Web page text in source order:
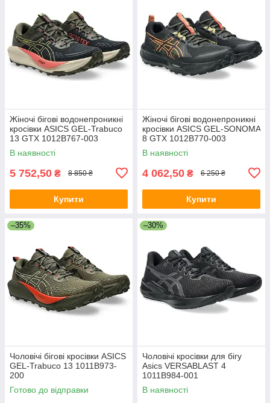
Жіночі бігові водонепроникні
кросівки ASICS GEL-Trabuco
13 GTX 1012B767-003
В наявності
5 752,50 ₴ 8 850 ₴
Купити
Жіночі бігові водонепроникні
кросівки ASICS GEL-SONOMA
8 GTX 1012B770-003
В наявності
4 062,50 ₴ 6 250 ₴
Купити
–35%
Чоловічі бігові кросівки ASICS
GEL-Trabuco 13 1011B973-
200
Готово до відправки
–30%
Чоловічі кросівки для бігу
Asics VERSABLAST 4
1011B984-001
В наявності